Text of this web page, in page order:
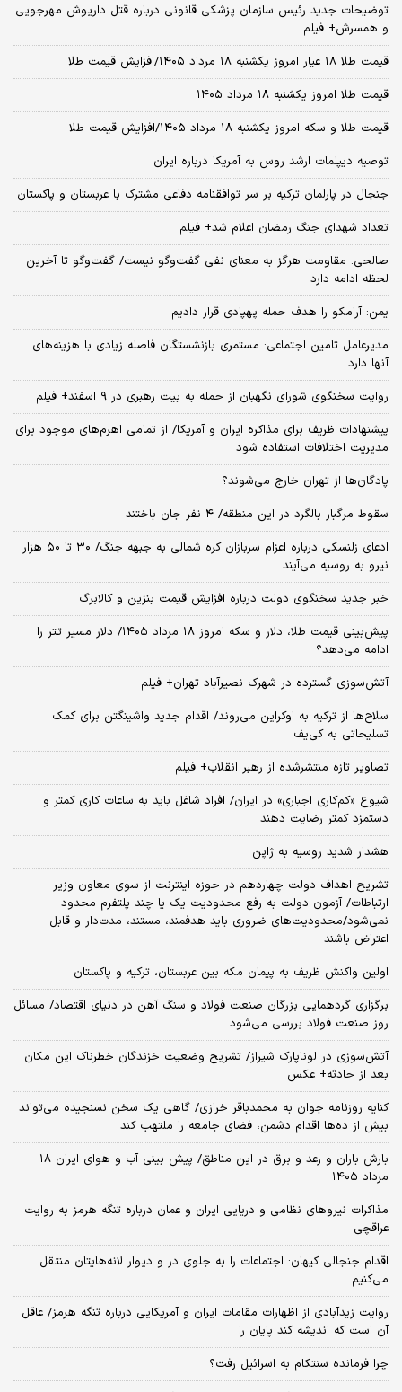
توضیحات جدید رئیس سازمان پزشکی قانونی درباره قتل داریوش مهرجویی
و همسرش+ فیلم
قیمت طلا ۱۸ عیار امروز یکشنبه ۱۸ مرداد ۱۴۰۵/افزایش قیمت طلا
قیمت طلا امروز یکشنبه ۱۸ مرداد ۱۴۰۵
قیمت طلا و سکه امروز یکشنبه ۱۸ مرداد ۱۴۰۵/افزایش قیمت طلا
توصیه دیپلمات ارشد روس به آمریکا درباره ایران
جنجال در پارلمان ترکیه بر سر توافقنامه دفاعی مشترک با عربستان و پاکستان
تعداد شهدای جنگ رمضان اعلام شد+ فیلم
صالحی: مقاومت هرگز به معنای نفی گفت‌وگو نیست/ گفت‌وگو تا آخرین
لحظه ادامه دارد
یمن: آرامکو را هدف حمله پهپادی قرار دادیم
مدیرعامل تامین اجتماعی: مستمری بازنشستگان فاصله زیادی با هزینه‌های
آنها دارد
روایت سخنگوی شورای نگهبان از حمله به بیت رهبری در ۹ اسفند+ فیلم
پیشنهادات ظریف برای مذاکره ایران و آمریکا/ از تمامی اهرم‌های موجود برای
مدیریت اختلافات استفاده شود
پادگان‌ها از تهران خارج می‌شوند؟
سقوط مرگبار بالگرد در این منطقه/ ۴ نفر جان باختند
ادعای زلنسکی درباره اعزام سربازان کره شمالی به جبهه جنگ/ ۳۰ تا ۵۰ هزار
نیرو به روسیه می‌آیند
خبر جدید سخنگوی دولت درباره افزایش قیمت بنزین و کالابرگ
پیش‌بینی قیمت طلا، دلار و سکه امروز ۱۸ مرداد ۱۴۰۵/ دلار مسیر تتر را
ادامه می‌دهد؟
آتش‌سوزی گسترده در شهرک نصیرآباد تهران+ فیلم
سلاح‌ها از ترکیه به اوکراین می‌روند/ اقدام جدید واشینگتن برای کمک
تسلیحاتی به کی‌یف
تصاویر تازه منتشرشده از رهبر انقلاب+ فیلم
شیوع «کم‌کاری اجباری» در ایران/ افراد شاغل باید به ساعات کاری کمتر و
دستمزد کمتر رضایت دهند
هشدار شدید روسیه به ژاپن
تشریح اهداف دولت چهاردهم در حوزه اینترنت از سوی معاون وزیر
ارتباطات/ آزمون دولت به رفع محدودیت یک یا چند پلتفرم محدود
نمی‌‎شود/محدودیت‌های ضروری باید هدفمند، مستند، مدت‌دار و قابل
اعتراض باشند
اولین واکنش ظریف به پیمان مکه بین عربستان، ترکیه و پاکستان
برگزاری گردهمایی بزرگان صنعت فولاد و سنگ آهن در دنیای اقتصاد/ مسائل
روز صنعت فولاد بررسی می‌شود
آتش‌سوزی در لوناپارک شیراز/ تشریح وضعیت خزندگان خطرناک این مکان
بعد از حادثه+ عکس
کنایه روزنامه جوان به محمدباقر خرازی/ گاهی یک سخن نسنجیده می‌تواند
بیش از ده‌ها اقدام دشمن، فضای جامعه را ملتهب کند
بارش باران و رعد و برق در این مناطق/ پیش بینی آب و هوای ایران ۱۸
مرداد ۱۴۰۵
مذاکرات نیروهای نظامی و دریایی ایران و عمان درباره تنگه هرمز به روایت
عراقچی
اقدام جنجالی کیهان: اجتماعات را به جلوی در و دیوار لانه‌هایتان منتقل
می‌کنیم
روایت زیدآبادی از اظهارات مقامات ایران و آمریکایی درباره تنگه هرمز/ عاقل
آن است که اندیشه کند پایان را
چرا فرمانده سنتکام به اسرائیل رفت؟